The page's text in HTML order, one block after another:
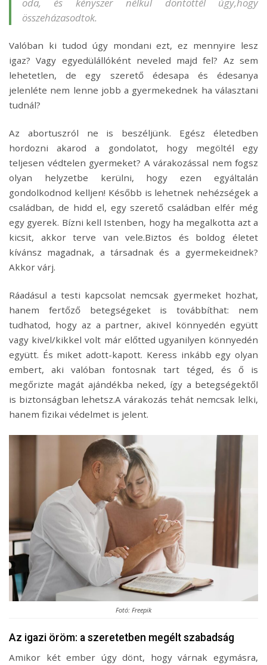
összeházasodtok.
Valóban ki tudod úgy mondani ezt, ez mennyire lesz
igaz? Vagy egyedülállóként neveled majd fel? Az sem
lehetetlen, de egy szerető édesapa és édesanya
jelenléte nem lenne jobb a gyermekednek ha választani
tudnál?
Az abortuszról ne is beszéljünk. Egész életedben
hordozni akarod a gondolatot, hogy megöltél egy
teljesen védtelen gyermeket? A várakozással nem fogsz
olyan helyzetbe kerülni, hogy ezen egyáltalán
gondolkodnod kelljen! Később is lehetnek nehézségek a
családban, de hidd el, egy szerető családban elfér még
egy gyerek. Bízni kell Istenben, hogy ha megalkotta azt a
kicsit, akkor terve van vele.Biztos és boldog életet
kívánsz magadnak, a társadnak és a gyermekeidnek?
Akkor várj.
Ráadásul a testi kapcsolat nemcsak gyermeket hozhat,
hanem fertőző betegségeket is továbbíthat: nem
tudhatod, hogy az a partner, akivel könnyedén együtt
vagy kivel/kikkel volt már előtted ugyanilyen könnyedén
együtt. És miket adott-kapott. Keress inkább egy olyan
embert, aki valóban fontosnak tart téged, és ő is
megőrizte magát ajándékba neked, így a betegségektől
is biztonságban lehetsz.A várakozás tehát nemcsak lelki,
hanem fizikai védelmet is jelent.
Fotó: Freepik
Az igazi öröm: a szeretetben megélt szabadság
Amikor két ember úgy dönt, hogy várnak egymásra,